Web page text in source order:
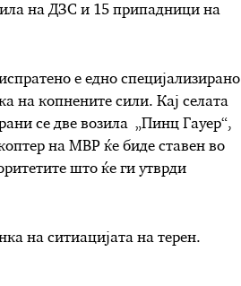
на ДЗС и 15 припадници на
е едно специјализирано
на копнените сили. Кај селата
се две возила „Пинц Гауер“,
на МВР ќе биде ставен во
што ќе ги утврди
на ситиацијата на терен.